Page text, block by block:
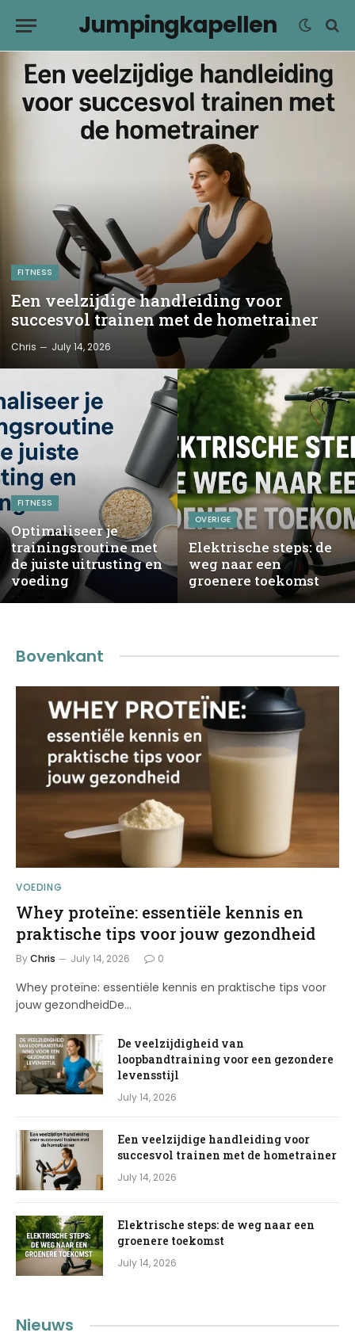
Jumpingkapellen
FITNESS
Een veelzijdige handleiding voor
succesvol trainen met de hometrainer
Chris July 14, 2026
FITNESS
Optimaliseer je
trainingsroutine met
de juiste uitrusting en
voeding
OVERIGE
Elektrische steps: de
weg naar een
groenere toekomst
Bovenkant
VOEDING
Whey proteïne: essentiële kennis en
praktische tips voor jouw gezondheid
ByChris July 14, 2026 0
Whey proteïne: essentiële kennis en praktische tips voor
jouw gezondheidDe…
De veelzijdigheid van
loopbandtraining voor een gezondere
levensstijl
July 14, 2026
Een veelzijdige handleiding voor
succesvol trainen met de hometrainer
July 14, 2026
Elektrische steps: de weg naar een
groenere toekomst
July 14, 2026
Nieuws